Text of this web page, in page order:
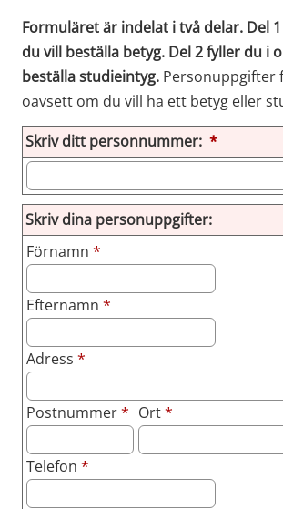
Formuläret är indelat i två delar. Del
du vill beställa betyg. Del 2 fyller du i
beställa studieintyg. Personuppgifter
oavsett om du vill ha ett betyg eller
Skriv ditt personnummer: *
Skriv dina personuppgifter:
Skriv dina personuppgifter:
Förnamn *
Efternamn *
Adress *
Postnummer* (obligatorisk)
Ort*
Telefon *